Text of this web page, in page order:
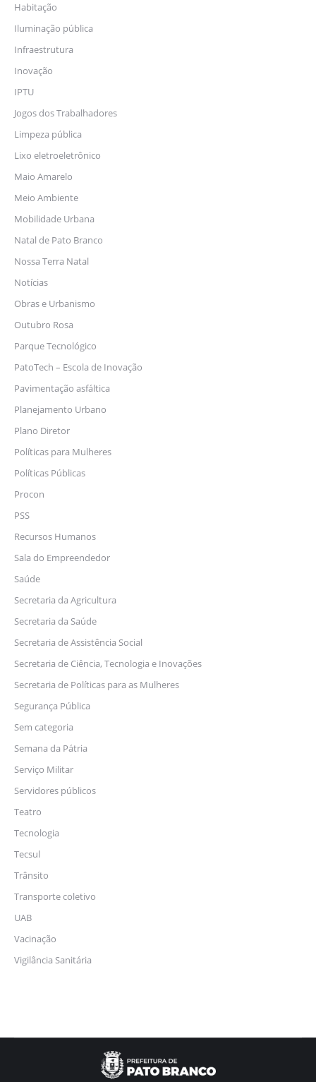
Habitação
Iluminação pública
Infraestrutura
Inovação
IPTU
Jogos dos Trabalhadores
Limpeza pública
Lixo eletroeletrônico
Maio Amarelo
Meio Ambiente
Mobilidade Urbana
Natal de Pato Branco
Nossa Terra Natal
Notícias
Obras e Urbanismo
Outubro Rosa
Parque Tecnológico
PatoTech – Escola de Inovação
Pavimentação asfáltica
Planejamento Urbano
Plano Diretor
Políticas para Mulheres
Políticas Públicas
Procon
PSS
Recursos Humanos
Sala do Empreendedor
Saúde
Secretaria da Agricultura
Secretaria da Saúde
Secretaria de Assistência Social
Secretaria de Ciência, Tecnologia e Inovações
Secretaria de Políticas para as Mulheres
Segurança Pública
Sem categoria
Semana da Pátria
Serviço Militar
Servidores públicos
Teatro
Tecnologia
Tecsul
Trânsito
Transporte coletivo
UAB
Vacinação
Vigilância Sanitária